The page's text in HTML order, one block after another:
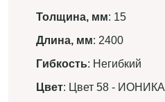
Толщина, мм: 15
Длина, мм: 2400
Гибкость: Негибкий
Цвет: Цвет 58 - ИОНИКА